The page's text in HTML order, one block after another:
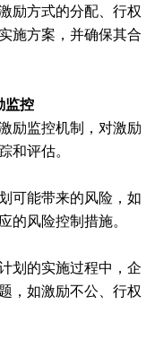
励方式的分配、行权
施方案，并确保其合
监控
励监控机制，对激励
和评估。
可能带来的风险，如
的风险控制措施。
划的实施过程中，企
，如激励不公、行权